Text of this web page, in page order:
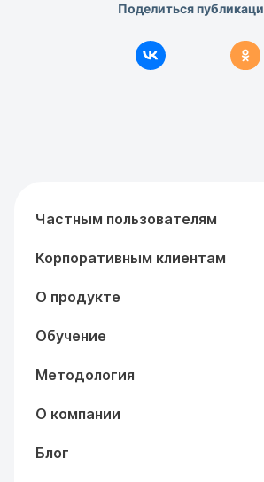
Поделиться
Частным пользователям
Корпоративным клиентам
О продукте
Обучение
Методология
О компании
Блог